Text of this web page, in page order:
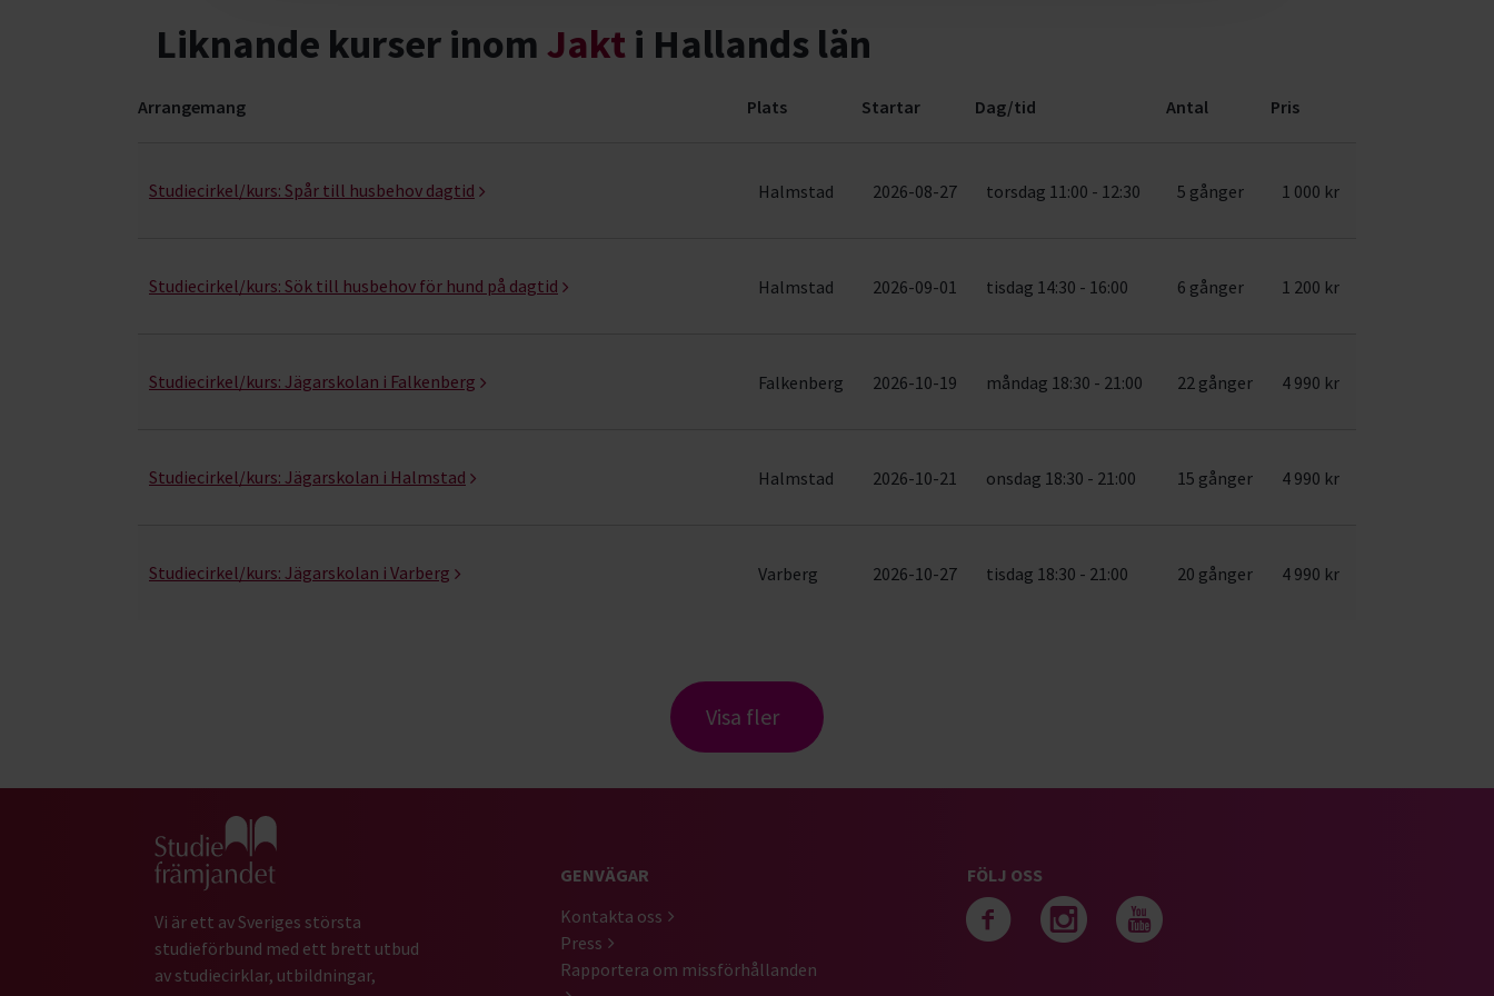
Liknande kurser inom Jakt i Hallands län
Arrangemang Plats Startar Dag/tid Antal Pris
Studiecirkel/kurs: Spår till husbehov dagtid Halmstad 2026-08-27 torsdag 11:00 - 12:30 5 gånger 1 000 kr
Studiecirkel/kurs: Sök till husbehov för hund på dagtid Halmstad 2026-09-01 tisdag 14:30 - 16:00 6 gånger 1 200 kr
Studiecirkel/kurs: Jägarskolan i Falkenberg Falkenberg 2026-10-19 måndag 18:30 - 21:00 22 gånger 4 990 kr
Studiecirkel/kurs: Jägarskolan i Halmstad Halmstad 2026-10-21 onsdag 18:30 - 21:00 15 gånger 4 990 kr
Studiecirkel/kurs: Jägarskolan i Varberg Varberg 2026-10-27 tisdag 18:30 - 21:00 20 gånger 4 990 kr
Visa fler
Gå till studiefrämjandets startsida
Vi är ett av Sveriges största
studieförbund med ett brett utbud
av studiecirklar, utbildningar,
GENVÄGAR
Kontakta oss
Press
Rapportera om missförhållanden
FÖLJ OSS
Följ oss på facebook
Följ oss på instagram
Följ oss på youtube